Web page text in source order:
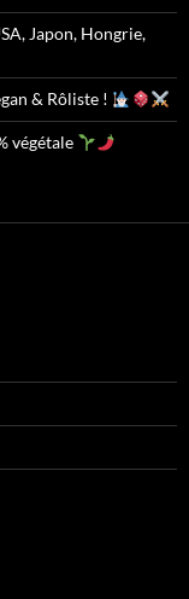
Japon, Hongrie,
& Rôliste !
végétale